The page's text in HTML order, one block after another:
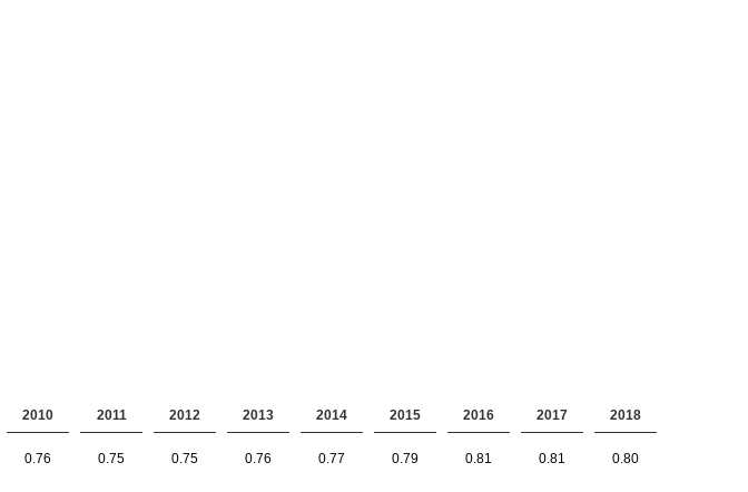
2010 2011 2012 2013 2014 2015 2016 2017 2018
0.76 0.75 0.75 0.76 0.77 0.79 0.81 0.81 0.80